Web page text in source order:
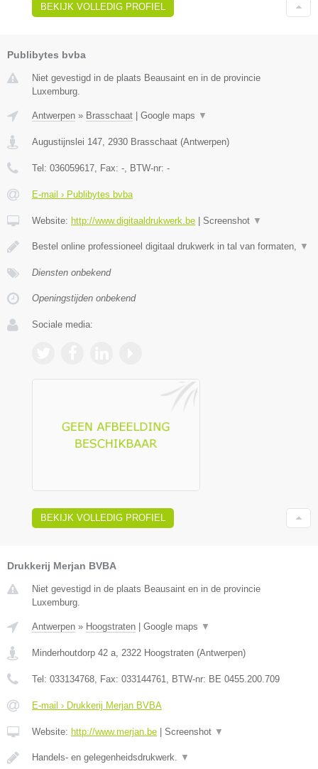
BEKIJK VOLLEDIG PROFIEL
Publibytes bvba
Niet gevestigd in de plaats Beausaint en in de provincie
Luxemburg.
Antwerpen » Brasschaat | Google maps ▼
Augustijnslei 147 2930 Brasschaat (Antwerpen)
Tel: 036059617 , Fax: - , BTW-nr: -
E-mail › Publibytes bvba
Website: http://www.digitaaldrukwerk.be | Screenshot ▼
Bestel online professioneel digitaal drukwerk in tal van formaten, ▼
Diensten onbekend
Openingstijden onbekend
Sociale media:
BEKIJK VOLLEDIG PROFIEL
Drukkerij Merjan BVBA
Niet gevestigd in de plaats Beausaint en in de provincie
Luxemburg.
Antwerpen » Hoogstraten Google maps ▼
Minderhoutdorp 42 a, 2322 Hoogstraten (Antwerpen)
Tel: 033134768, Fax: 033144761, BTW-nr: BE 0455.200.709
E-mail › Drukkerij Merjan BVBA
Website: http://www.merjan.be Screenshot ▼
Handels- en gelegenheidsdrukwerk. ▼